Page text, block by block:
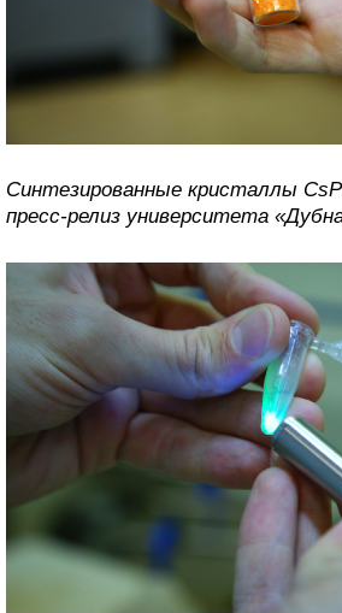
Синтезированные кристаллы
пресс-релиз университета